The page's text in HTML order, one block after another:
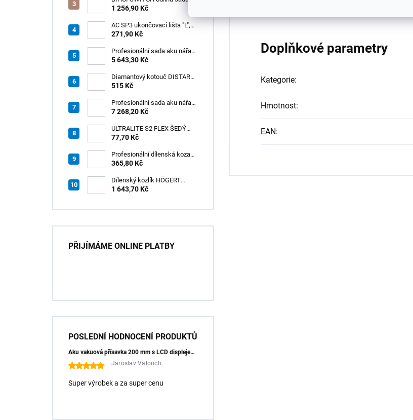
zubových hladítek INOX –
výměnná rukojeť v praktickém
boxu
1 256,90 Kč
AC SP3 ukončovací lišta "L",
PREMIUM, hliník elox titan, v:
271,90 Kč
Profesionální sada aku nářadí
3v1 HÖGERT
5 643,30 Kč
Diamantový kotouč DISTAR
GREEN CUT
Z60
515 Kč
Profesionální sada aku nářadí
3v1 20V HÖGERT
7 268,20 Kč
ULTRALITE S2 FLEX ŠEDÝ
/15kg
77,70 Kč
Profesionální dílenská koza
HÖGERT HT7G550
365,80 Kč
Dílenský kozlík HÖGERT
HT7G551
1 643,70 Kč
PŘIJÍMÁME ONLINE PLATBY
POSLEDNÍ HODNOCENÍ PRODUKTŮ
Aku vakuová přísavka 200 mm s LCD displejem (150 kg) - HÖGERT HT3B355
Jaroslav Valouch
Super výrobek a za super cenu
Doplňkové parametry
Kategorie:
Hmotnost:
EAN: